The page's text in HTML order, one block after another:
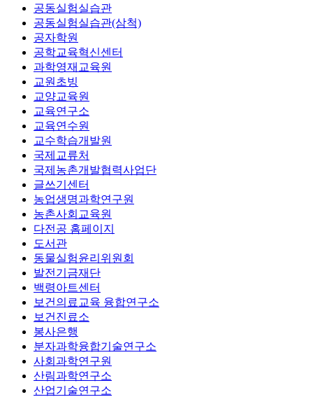
공동실험실습관
공동실험실습관(삼척)
공자학원
공학교육혁신센터
과학영재교육원
교원초빙
교양교육원
교육연구소
교육연수원
교수학습개발원
국제교류처
국제농촌개발협력사업단
글쓰기센터
농업생명과학연구원
농촌사회교육원
다전공 홈페이지
도서관
동물실험윤리위원회
발전기금재단
백령아트센터
보건의료교육 융합연구소
보건진료소
봉사은행
분자과학융합기술연구소
사회과학연구원
산림과학연구소
산업기술연구소